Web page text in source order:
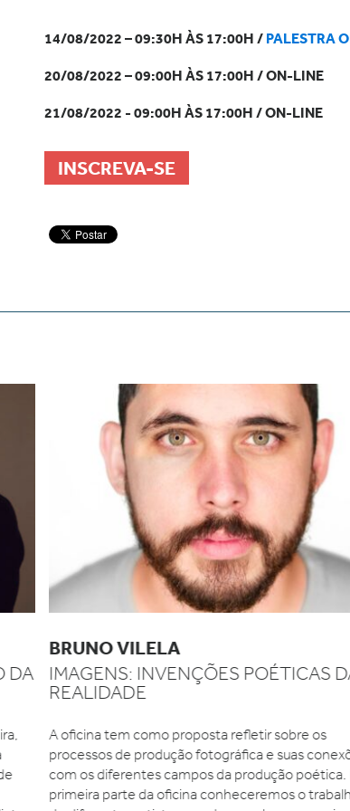
14/08/2022 – 09:30H ÀS 17:00H / PALESTRA
20/08/2022 – 09:00H ÀS 17:00H / ON-LINE
21/08/2022 - 09:00H ÀS 17:00H / ON-LINE
INSCREVA-SE
BRUNO VILELA
IMAGENS: INVENÇÕES POÉTICAS
REALIDADE
A oficina tem como proposta refletir sobre os
processos de produção fotográfica e suas
com os diferentes campos da produção poética.
primeira parte da oficina conheceremos o